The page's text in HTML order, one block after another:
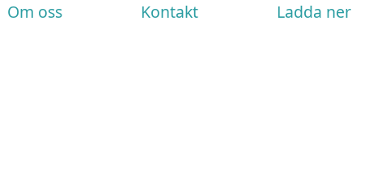
Om oss Kontakt Ladda ner